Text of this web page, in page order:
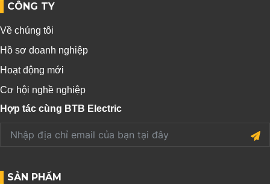
CÔNG TY
Về chúng tôi
Hồ sơ doanh nghiệp
Hoạt động mới
Cơ hội nghề nghiệp
Hợp tác cùng BTB Electric
SẢN PHẨM